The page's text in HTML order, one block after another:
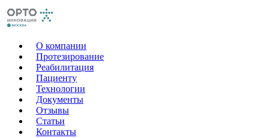
Орто-Инновации Москва
О компании
Протезирование
Реабилитация
Пациенту
Технологии
Документы
Отзывы
Статьи
Контакты